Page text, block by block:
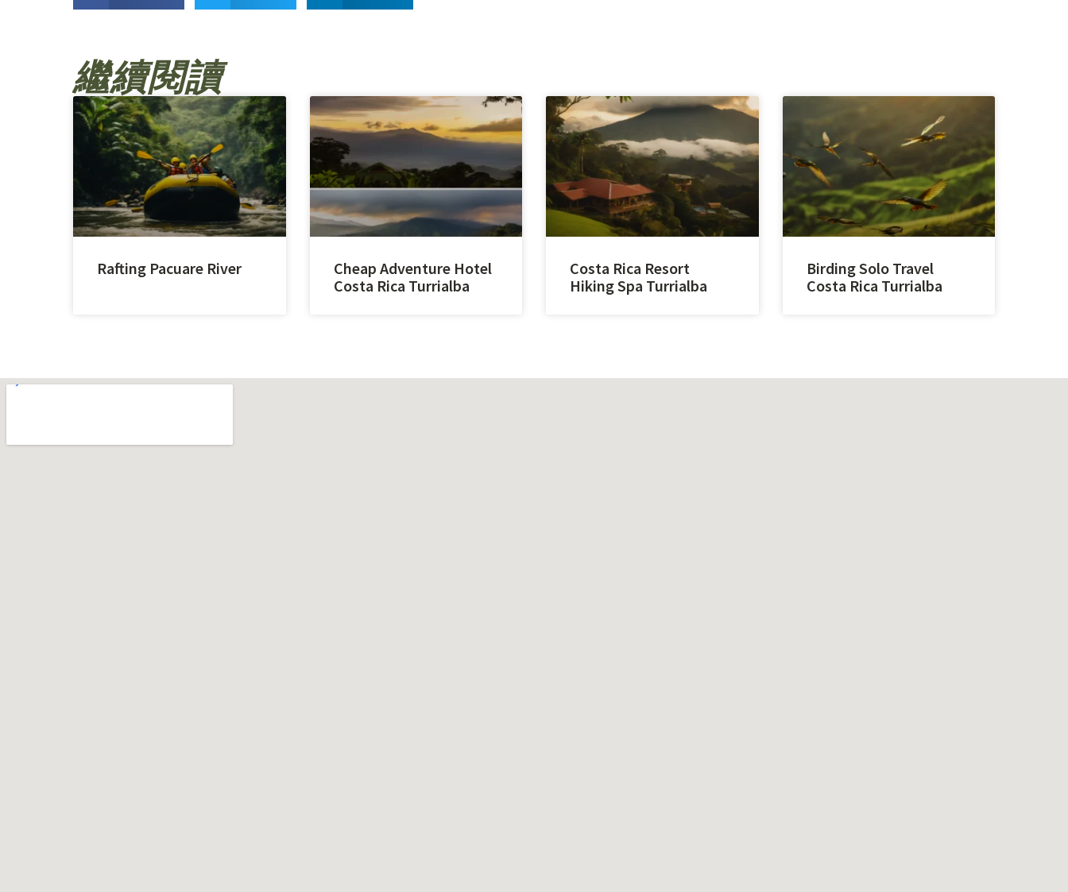
繼續閱讀
Rafting Pacuare River
Cheap Adventure Hotel
Costa Rica Turrialba
Costa Rica Resort
Hiking Spa Turrialba
Birding Solo Travel
Costa Rica Turrialba